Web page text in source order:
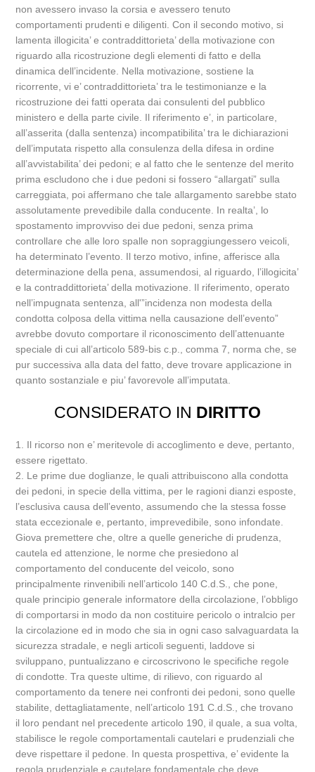
non avessero invaso la corsia e avessero tenuto
comportamenti prudenti e diligenti. Con il secondo motivo, si
lamenta illogicita’ e contraddittorieta’ della motivazione con
riguardo alla ricostruzione degli elementi di fatto e della
dinamica dell’incidente. Nella motivazione, sostiene la
ricorrente, vi e’ contraddittorieta’ tra le testimonianze e la
ricostruzione dei fatti operata dai consulenti del pubblico
ministero e della parte civile. Il riferimento e’, in particolare,
all’asserita (dalla sentenza) incompatibilita’ tra le dichiarazioni
dell’imputata rispetto alla consulenza della difesa in ordine
all’avvistabilita’ dei pedoni; e al fatto che le sentenze del merito
prima escludono che i due pedoni si fossero “allargati” sulla
carreggiata, poi affermano che tale allargamento sarebbe stato
assolutamente prevedibile dalla conducente. In realta’, lo
spostamento improvviso dei due pedoni, senza prima
controllare che alle loro spalle non sopraggiungessero veicoli,
ha determinato l’evento. Il terzo motivo, infine, afferisce alla
determinazione della pena, assumendosi, al riguardo, l’illogicita’
e la contraddittorieta’ della motivazione. Il riferimento, operato
nell’impugnata sentenza, all'”incidenza non modesta della
condotta colposa della vittima nella causazione dell’evento”
avrebbe dovuto comportare il riconoscimento dell’attenuante
speciale di cui all’articolo 589-bis c.p., comma 7, norma che, se
pur successiva alla data del fatto, deve trovare applicazione in
quanto sostanziale e piu’ favorevole all’imputata.
CONSIDERATO IN DIRITTO
1. Il ricorso non e’ meritevole di accoglimento e deve, pertanto,
essere rigettato.
2. Le prime due doglianze, le quali attribuiscono alla condotta
dei pedoni, in specie della vittima, per le ragioni dianzi esposte,
l’esclusiva causa dell’evento, assumendo che la stessa fosse
stata eccezionale e, pertanto, imprevedibile, sono infondate.
Giova premettere che, oltre a quelle generiche di prudenza,
cautela ed attenzione, le norme che presiedono al
comportamento del conducente del veicolo, sono
principalmente rinvenibili nell’articolo 140 C.d.S., che pone,
quale principio generale informatore della circolazione, l’obbligo
di comportarsi in modo da non costituire pericolo o intralcio per
la circolazione ed in modo che sia in ogni caso salvaguardata la
sicurezza stradale, e negli articoli seguenti, laddove si
sviluppano, puntualizzano e circoscrivono le specifiche regole
di condotte. Tra queste ultime, di rilievo, con riguardo al
comportamento da tenere nei confronti dei pedoni, sono quelle
stabilite, dettagliatamente, nell’articolo 191 C.d.S., che trovano
il loro pendant nel precedente articolo 190, il quale, a sua volta,
stabilisce le regole comportamentali cautelari e prudenziali che
deve rispettare il pedone. In questa prospettiva, e’ evidente la
regola prudenziale e cautelare fondamentale che deve